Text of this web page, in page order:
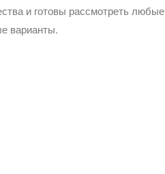
и готовы рассмотреть любые
варианты.